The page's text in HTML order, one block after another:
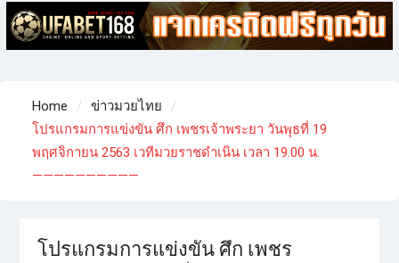
Home
ข่าวมวยไทย
โปรแกรมการแข่งขัน ศึก เพชรเจ้าพระยา วันพุธที่ 19
พฤศจิกายน 2563 เวทีมวยราชดำเนิน เวลา 19.00 น.
——————————
โปรแกรมการแข่งขัน ศึก เพชร